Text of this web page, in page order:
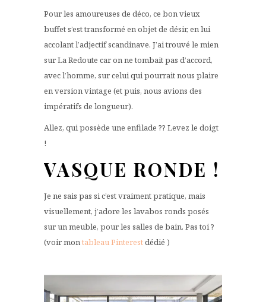
Pour les amoureuses de déco, ce bon vieux
buffet s’est transformé en objet de désir, en lui
accolant l’adjectif scandinave. J’ai trouvé le mien
sur La Redoute car on ne tombait pas d’accord,
avec l’homme, sur celui qui pourrait nous plaire
en version vintage (et puis, nous avions des
impératifs de longueur).
Allez, qui possède une enfilade ?? Levez le doigt
!
VASQUE RONDE !
Je ne sais pas si c’est vraiment pratique, mais
visuellement, j’adore les lavabos ronds posés
sur un meuble, pour les salles de bain. Pas toi ?
(voir montableau Pinterestdédié )